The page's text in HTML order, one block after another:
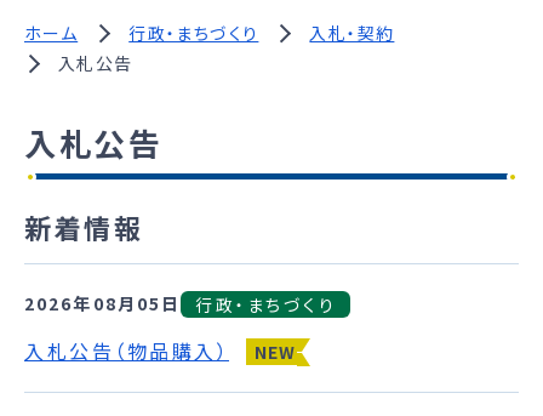
ホーム 行政・まちづくり
入札・契約
入札公告
入札公告
新着情報
2026年08月05日 行政・まちづくり
入札公告（物品購入） NEW